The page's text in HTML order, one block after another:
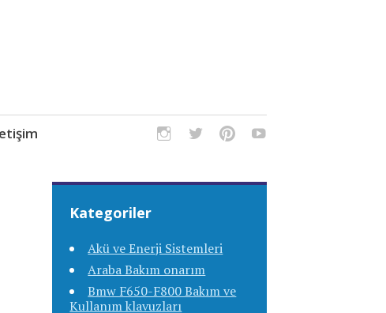
Kategoriler
Akü ve Enerji Sistemleri
Araba Bakım onarım
Bmw F650-F800 Bakım ve
Kullanım klavuzları